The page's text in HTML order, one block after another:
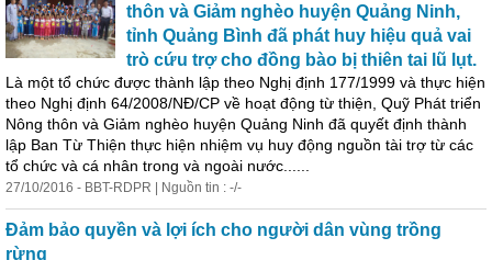
thôn và Giảm nghèo huyện Quảng Ninh,
tỉnh Quảng Bình đã phát huy hiệu quả vai
trò cứu trợ cho đồng bào bị thiên tai lũ lụt.
Là một tổ chức được thành lập theo Nghị định 177/1999 và thực hiện
theo Nghị định 64/2008/NĐ/CP về hoạt động từ thiện, Quỹ Phát triển
Nông thôn và Giảm nghèo huyện Quảng Ninh đã quyết định thành
lập Ban Từ Thiện thực hiện nhiệm vụ huy động nguồn tài trợ từ các
tổ chức và cá nhân trong và ngoài nước......
27/10/2016 - BBT-RDPR | Nguồn tin : -/-
Đảm bảo quyền và lợi ích cho người dân vùng trồng
rừng